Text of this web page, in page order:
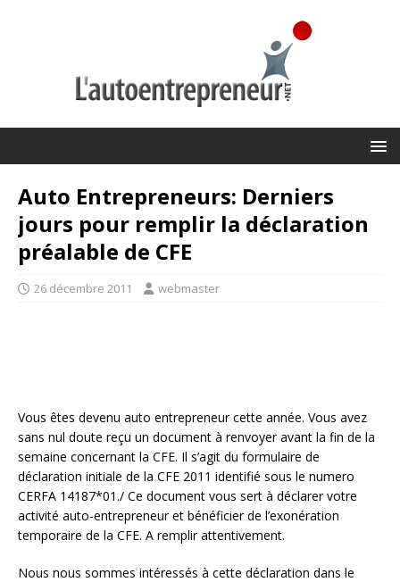
Auto Entrepreneurs: Derniers
jours pour remplir la déclaration
préalable de CFE
26 décembre 2011 webmaster
Vous êtes devenu auto entrepreneur cette année. Vous avez
sans nul doute reçu un document à renvoyer avant la fin de la
semaine concernant la CFE. Il s’agit du formulaire de
déclaration initiale de la CFE 2011 identifié sous le numero
CERFA 14187*01./ Ce document vous sert à déclarer votre
activité auto-entrepreneur et bénéficier de l’exonération
temporaire de la CFE. A remplir attentivement.
Nous nous sommes intéressés à cette déclaration dans le